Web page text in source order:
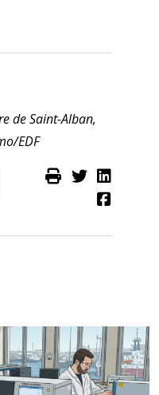
de Saint-Alban,
EDF